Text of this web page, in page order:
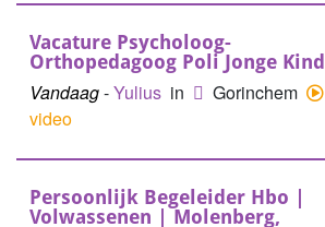
Vacature Psycholoog-
Orthopedagoog Poli Jonge Kind
Vandaag-Yulius in
Gorinchem
video
Persoonlijk Begeleider Hbo |
Volwassenen | Molenberg,